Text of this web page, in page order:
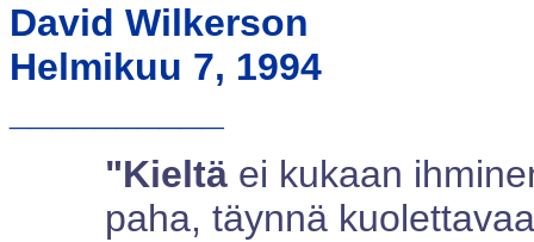
David Wilkerson
Helmikuu 7, 1994
"Kieltä ei kukaan
paha, täynnä